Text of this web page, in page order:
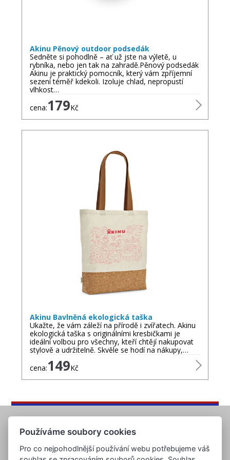
Akinu Pěnový outdoor podsedák
Sedněte si pohodlně – ať už jste na výletě, u
rybníka, nebo jen tak na zahradě.Pěnový podsedák
Akinu je praktický pomocník, který vám zpříjemní
sezení téměř kdekoli. Izoluje chlad, nepropustí
vlhkost…
cena:179Kč
Akinu Bavlněná ekologická taška
Ukažte, že vám záleží na přírodě i zvířatech. Akinu
ekologická taška s originálními kresbičkami je
ideální volbou pro všechny, kteří chtějí nakupovat
stylově a udržitelně. Skvěle se hodí na nákupy,…
cena:149Kč
Používáme soubory cookies
Pro co nejpohodlnější používání webu potřebujeme váš